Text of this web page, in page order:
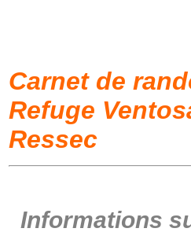
Carnet de
Refuge
Ressec
Informations